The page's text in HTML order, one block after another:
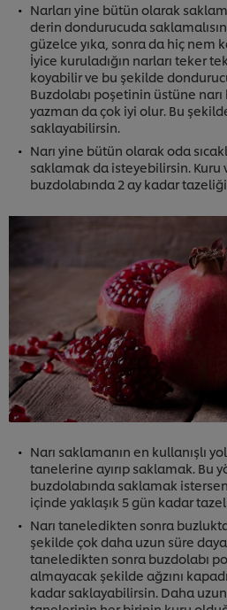
Narları yine bütün olarak
derin dondurucuda
güzelce yıka, sonra da hiç nem
İyice kuruladığın narları teker
koyabilir ve bu şekilde
Buzdolabı poşetinin üstüne
yazman da çok iyi olur. Bu
saklayabilirsin.
Narı yine bütün olarak oda
saklamak da isteyebilirsin. Kuru
buzdolabında 2 ay kadar
Narı saklamanın en kullanışlı
tanelerine ayırıp saklamak. Bu
buzdolabında saklamak istersen
içinde yaklaşık 5 gün kadar
Narı taneledikten sonra
şekilde çok daha uzun süre
taneledikten sonra buzdolabı
almayacak şekilde ağzını
kadar saklayabilirsin. Daha